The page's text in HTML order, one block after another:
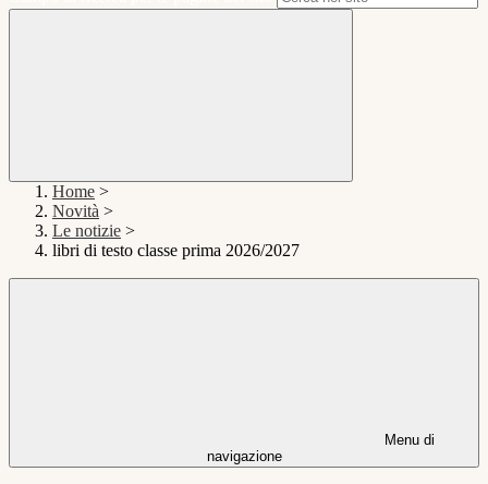
Home >
Novità >
Le notizie >
libri di testo classe prima 2026/2027
Menu di
navigazione